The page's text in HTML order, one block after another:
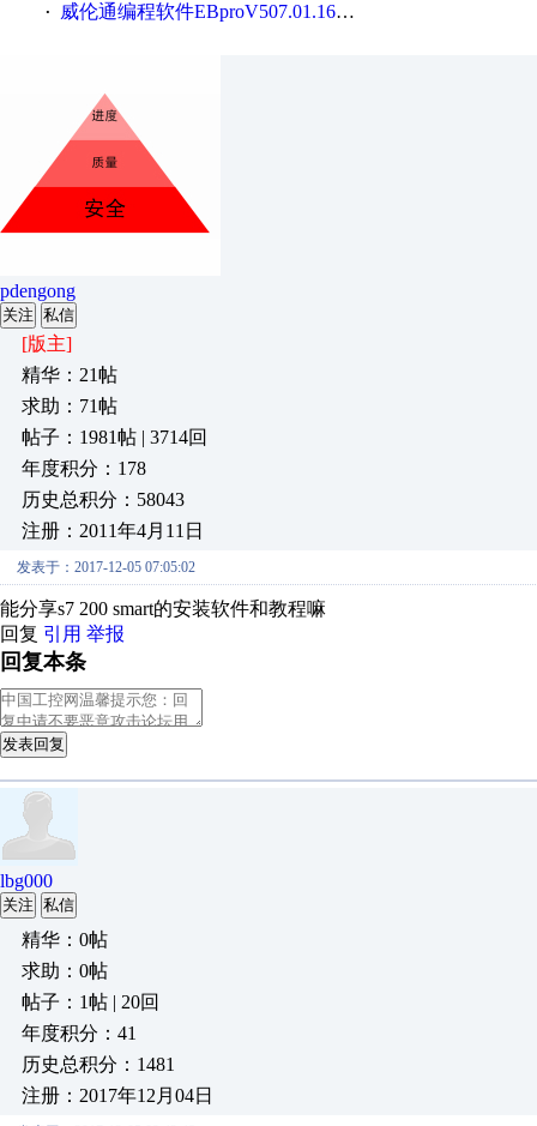
·
威伦通编程软件EBproV507.01.168_20170417
pdengong
关注 私信
[版主]
精华：21帖
求助：71帖
帖子：1981帖 | 3714回
年度积分：178
历史总积分：58043
注册：2011年4月11日
发表于：2017-12-05 07:05:02
能分享s7 200 smart的安装软件和教程嘛
回复 引用 举报
回复本条
发表回复
lbg000
关注 私信
精华：0帖
求助：0帖
帖子：1帖 | 20回
年度积分：41
历史总积分：1481
注册：2017年12月04日